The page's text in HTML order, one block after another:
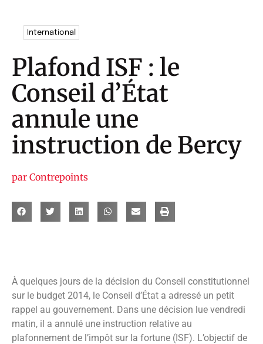
International
Plafond ISF : le
Conseil d’État
annule une
instruction de Bercy
par Contrepoints
À quelques jours de la décision du Conseil constitutionnel
sur le budget 2014, le Conseil d’État a adressé un petit
rappel au gouvernement. Dans une décision lue vendredi
matin, il a annulé une instruction relative au
plafonnement de l’impôt sur la fortune (ISF). L’objectif de